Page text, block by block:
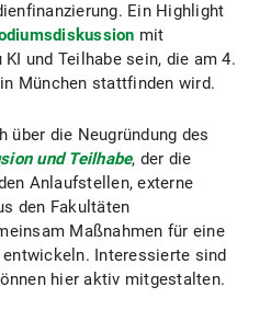
Ein Highlight
mit
und Teilhabe sein, die am 4.
München stattfinden wird.
über die Neugründung des
und Teilhabe, der die
Anlaufstellen, externe
den Fakultäten
Maßnahmen für eine
Interessierte sind
hier aktiv mitgestalten.